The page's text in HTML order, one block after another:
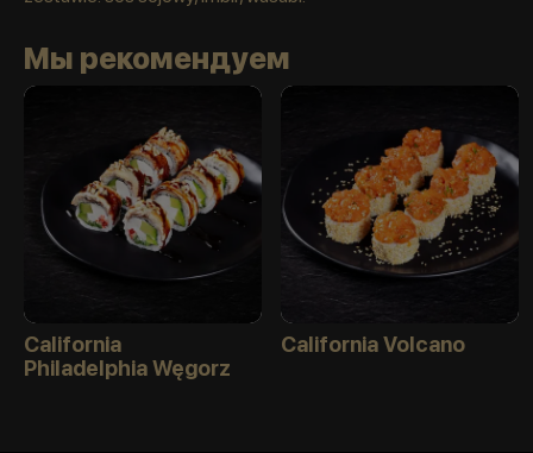
Мы рекомендуем
California
Philadelphia Węgorz
California Volcano